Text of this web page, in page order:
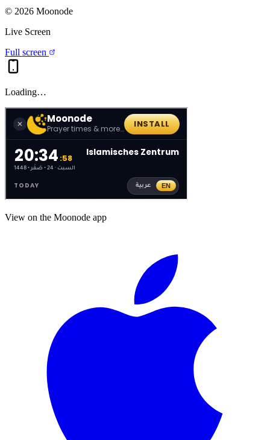
© 2026 Moonode
Live Screen
Full screen
Loading…
View on the Moonode app